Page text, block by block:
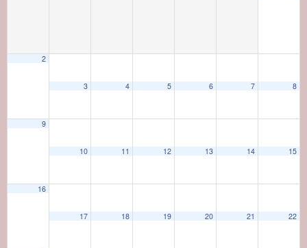
2
3 4 5 6 7 8
9
10 11 12 13 14 15
16
17 18 19 20 21 22